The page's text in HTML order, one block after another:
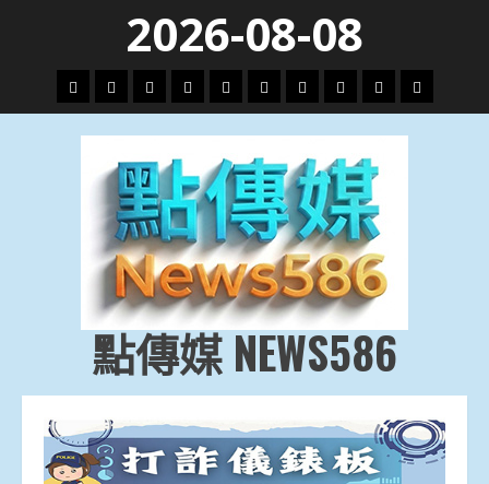
content
2026-08-08
頭
條
財
經
地
方.
會
文
教.
技
專
題
娛
樂
劇
政
治
國
際
運
動
生
活
點傳媒 NEWS586